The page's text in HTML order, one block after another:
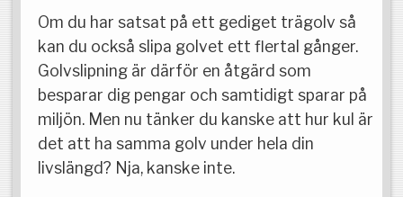
Om du har satsat på ett gediget trägolv så
kan du också slipa golvet ett flertal gånger.
Golvslipning är därför en åtgärd som
besparar dig pengar och samtidigt sparar på
miljön. Men nu tänker du kanske att hur kul är
det att ha samma golv under hela din
livslängd? Nja, kanske inte.